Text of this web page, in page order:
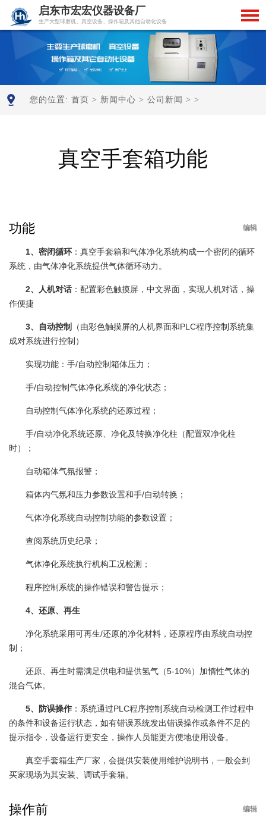
启东市宏宏仪器设备厂
生产大型球磨机、真空设备、操作箱及其他自动化设备
您的位置: 首页 > 新闻中心 > 公司新闻 > >
真空手套箱功能
功能 编辑
1、密闭循环 ：真空手套箱和气体净化系统构成一个密闭的循环
系统，由气体净化系统提供气体循环动力。
2、人机对话 ：配置彩色触摸屏，中文界面，实现人机对话，操
作便捷
3、自动控制
（由彩色触摸屏的人机界面和PLC程序控制系统集
成对系统进行控制）
实现功能：手/自动控制箱体压力；
手/自动控制气体净化系统的净化状态；
自动控制气体净化系统的还原过程；
手/自动净化系统还原、净化及转换净化柱（配置双净化柱
时）；
自动箱体气氛报警；
箱体内气氛和压力参数设置和手/自动转换；
气体净化系统自动控制功能的参数设置；
查阅系统历史纪录；
气体净化系统执行机构工况检测；
程序控制系统的操作错误和警告提示；
4、还原、再生
净化系统采用可再生/还原的净化材料，还原程序由系统自动控
制；
还原、再生时需满足供电和提供氢气（5-10%）加惰性气体的
混合气体。
5、防误操作 ：系统通过PLC程序控制系统自动检测工作过程中
的条件和设备运行状态，如有错误系统发出错误操作或条件不足的
提示指令，设备运行更安全，操作人员能更方便地使用设备。
真空手套箱生产厂家，会提供安装使用维护说明书，一般会到
买家现场为其安装、调试手套箱。
操作前 编辑